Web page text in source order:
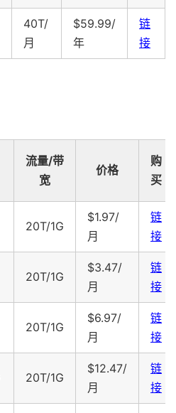
40T/
月
$59.99/
年
链
接
流量/带
宽
价格
购
买
20T/1G
$1.97/
月
链
接
20T/1G
$3.47/
月
链
接
20T/1G
$6.97/
月
链
接
20T/1G
$12.47/
月
链
接